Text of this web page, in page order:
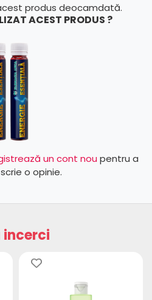
produs deocamdată.
ACEST PRODUS ?
un cont nou pentru a
o opinie.
incerci